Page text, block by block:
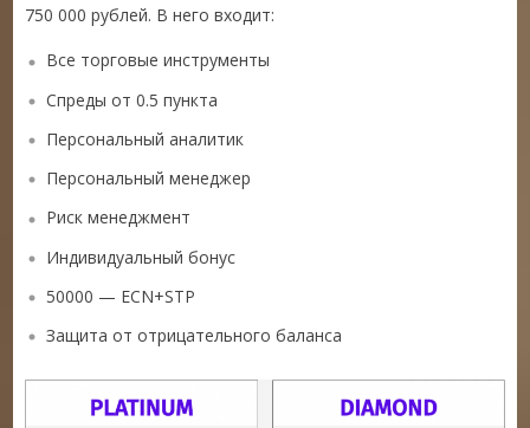
750 000 рублей. В него входит:
Все торговые инструменты
Спреды от 0.5 пункта
Персональный аналитик
Персональный менеджер
Риск менеджмент
Индивидуальный бонус
50000 — ECN+STP
Защита от отрицательного баланса